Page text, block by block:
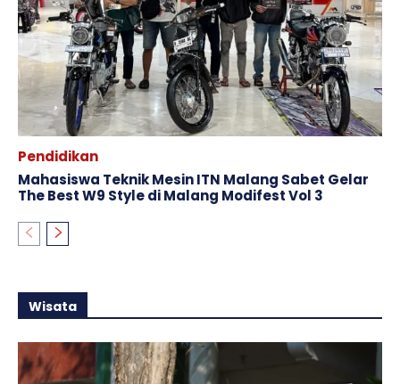
Pendidikan
Mahasiswa Teknik Mesin ITN Malang Sabet Gelar
The Best W9 Style di Malang Modifest Vol 3
Wisata